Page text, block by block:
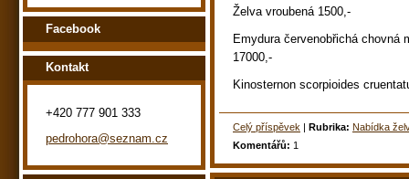
Želva vroubená 1500,-
Emydura červenobřichá
17000,-
Kinosternon scorpioides
Celý příspěvek | Rubrika: Nabídka
Komentářů: 1
Facebook
Kontakt
+420 777 901 333
pedrohora@seznam.cz